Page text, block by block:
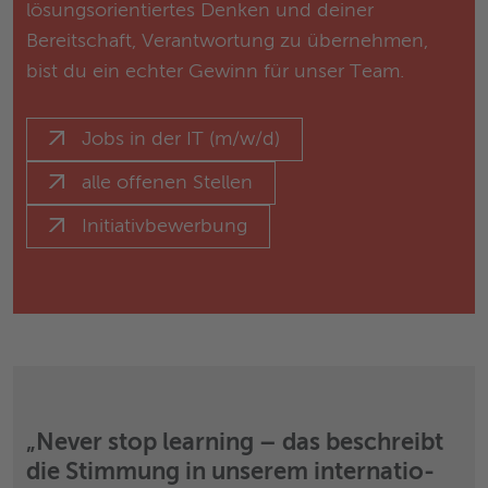
lösungsorientiertes Denken und deiner
Bereitschaft, Verantwortung zu übernehmen,
bist du ein echter Gewinn für unser Team.
Jobs in der IT (m/w/d)
alle offenen Stellen
Initiativbewerbung
„Never stop learning – das beschreibt
die Stimmung in unserem internatio­